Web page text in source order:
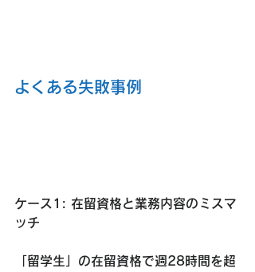
よくある失敗事例
ケース1: 在留資格と業務内容のミスマ
ッチ
「留学生」の在留資格で週28時間を超